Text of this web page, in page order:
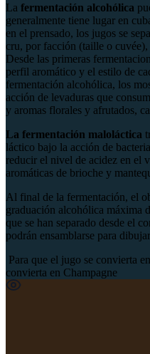
La fermentación alcohólica
generalmente tiene lugar en
en el prensado, los jugos se
cru, por facción (taille o
Desde las primeras
perfil aromático y el estilo de
fermentación alcohólica, los
acción de levaduras que
y aromas florales y afrutados,
La fermentación maloláctica
láctico bajo la acción de
reducir el nivel de acidez en el
aromáticas de brioche y
Al final de la fermentación, el
graduación alcohólica máxima
que se han separado desde el
podrán ensamblarse para dibujar
Para que el jugo se convierta
convierta en Champagne